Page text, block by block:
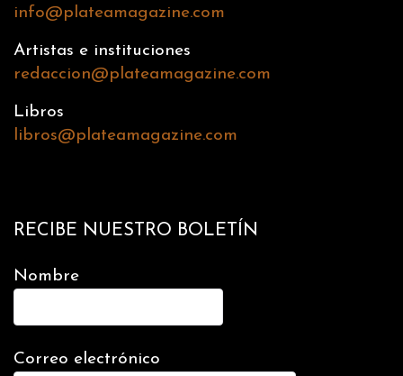
info@plateamagazine.com
Artistas e instituciones
redaccion@plateamagazine.com
Libros
libros@plateamagazine.com
RECIBE NUESTRO BOLETÍN
Nombre
Correo electrónico